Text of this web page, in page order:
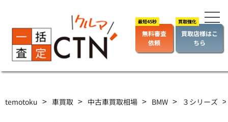
無料審査
依頼
買取店様はこ
ちら
temotoku > 車買取 > 中古車買取相場 > BMW > ３シリーズ